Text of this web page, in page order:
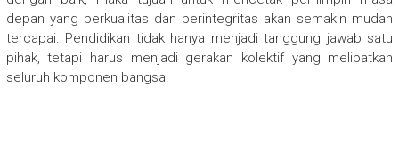
depan yang berkualitas dan berintegritas akan semakin mudah
tercapai. Pendidikan tidak hanya menjadi tanggung jawab satu
pihak, tetapi harus menjadi gerakan kolektif yang melibatkan
seluruh komponen bangsa.